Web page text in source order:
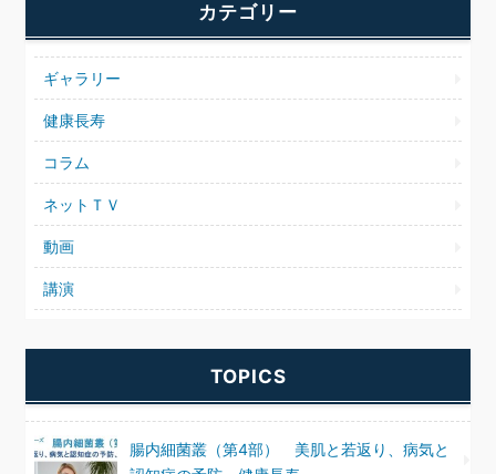
カテゴリー
ギャラリー
健康長寿
コラム
ネットＴＶ
動画
講演
TOPICS
腸内細菌叢（第4部） 美肌と若返り、病気と